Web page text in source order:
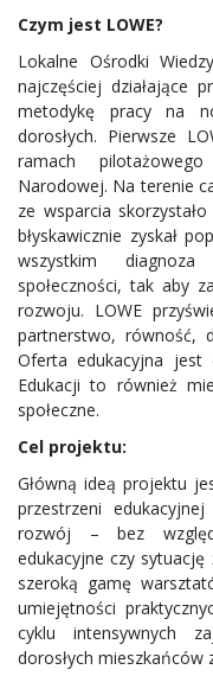
Czym jest LOWE?
Lokalne Ośrodki
najczęściej działające
metodykę pracy na
dorosłych. Pierwsze
ramach
Narodowej. Na terenie
ze wsparcia
błyskawicznie zyskał
wszystkim
społeczności, tak aby
rozwoju. LOWE
partnerstwo, równość,
Oferta edukacyjna jest
Edukacji to również
społeczne.
Cel projektu:
Główną ideą projektu
przestrzeni
rozwój – bez
edukacyjne czy sytuację
szeroką gamę
umiejętności
cyklu intensywnych
dorosłych mieszkańców